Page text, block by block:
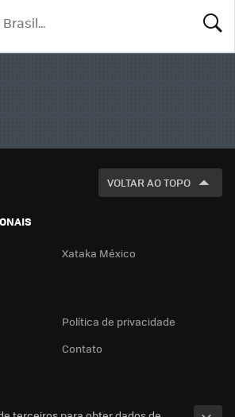
VOLTAR AO TOPO
Xataka México
Política de privacidade
Contato